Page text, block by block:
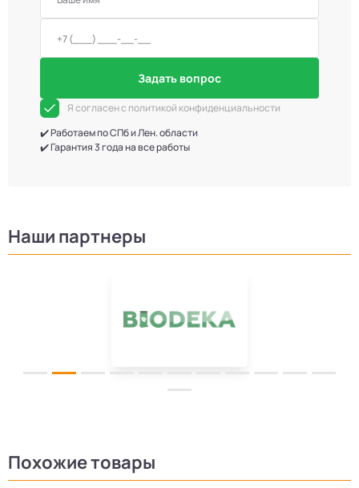
Задать вопрос
Я согласен с политикой конфиденциальности
✔️ Работаем по СПб и Лен. области
✔️ Гарантия 3 года на все работы
Наши партнеры
Похожие товары